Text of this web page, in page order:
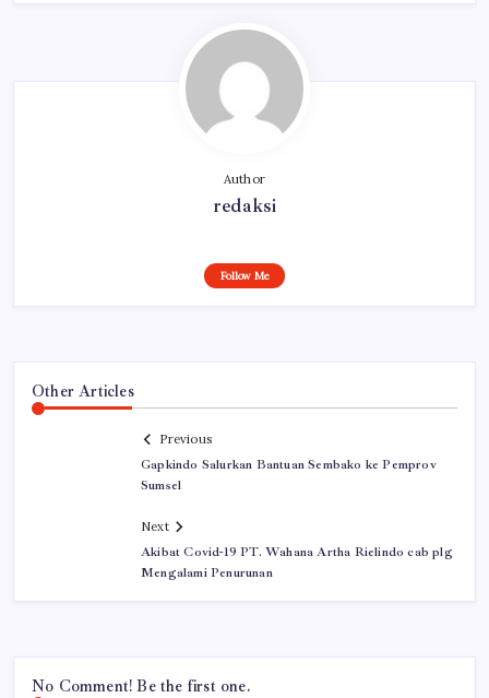
Author
redaksi
Follow Me
Other Articles
Previous
Gapkindo Salurkan Bantuan Sembako ke Pemprov
Sumsel
Next
Akibat Covid-19 PT. Wahana Artha Rielindo cab plg
Mengalami Penurunan
No Comment! Be the first one.